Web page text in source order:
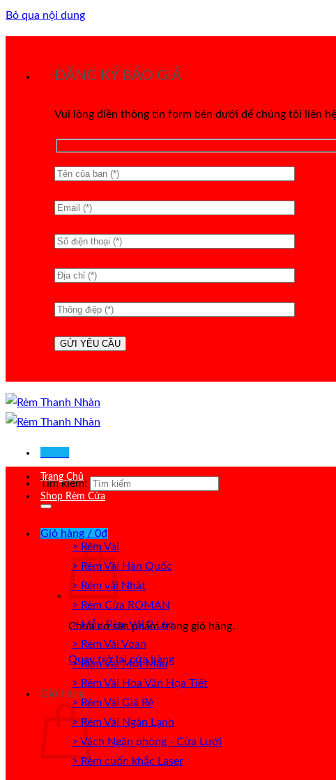
Bỏ qua nội dung
ĐĂNG KÝ BÁO GIÁ
Vui lòng điền thông tin form bên dưới để chúng tôi liên
Tìm kiếm:
Giỏ hàng / 0₫
Chưa có sản phẩm trong giỏ hàng.
Quay trở lại cửa hàng
Giỏ hàng
Trang Chủ
Shop Rèm Cửa
> Rèm Vải
> Rèm Vải Hàn Quốc
> Rèm vải Nhật
> Rèm Cửa ROMAN
> Mẫu Rèm Vải 2 Lớp
> Rèm Vải Voan
> Rèm Vải Một Màu
> Rèm Vải Hoa Văn Họa Tiết
> Rèm Vải Giá Rẻ
> Rèm Vải Ngăn Lạnh
> Vách Ngăn phòng - Cửa Lưới
> Rèm cuốn khắc Laser